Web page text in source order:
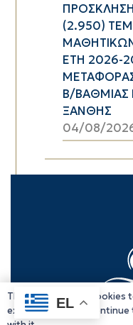
(2.950)
ΜΑΘΗΤΙΚΩΝ
ΕΤΗ 2026-
Β/ΒΑΘΜΙΑΣ
ΞΑΝΘΗΣ
04/08/
EL
This website uses cookies
experience. If you